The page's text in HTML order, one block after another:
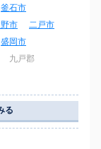
釜石市
市
二戸市
盛岡市
九戸郡
る